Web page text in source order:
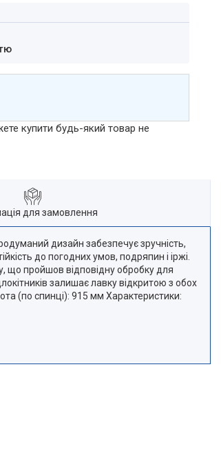
купити будь-який товар не
для замовлення
дизайн забезпечує зручність,
до погодних умов, подряпин і іржі.
що пройшов відповідну обробку для
залишає лавку відкритою з обох
(по спинці): 915 мм Характеристики: